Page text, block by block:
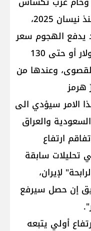
الوسيط إلى أعلى مستوى له منذ نيسان 2025،
يدفع الهجوم سعر
خام برنت إلى ما يزيد عن 100 دولار أو حتى 130
وعندها من
هرمز
الامر سيؤدي الى
والعراق
ارتفاع
تحليلات سابقة
لإيران،
إن حصل سيرفع
أولي يتبعه